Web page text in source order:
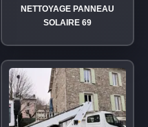
NETTOYAGE PANNEAU
SOLAIRE 69